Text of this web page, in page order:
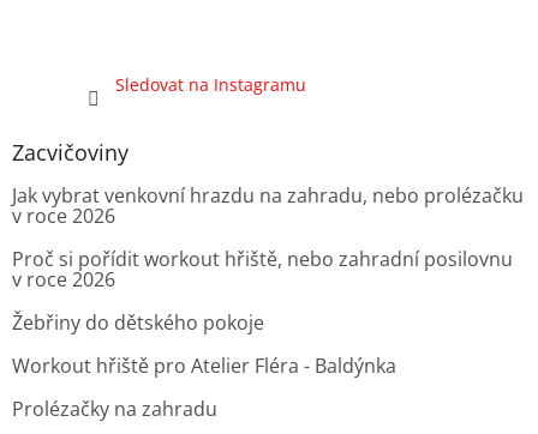
Sledovat na Instagramu
Zacvičoviny
Jak vybrat venkovní hrazdu na zahradu, nebo prolézačku
v roce 2026
Proč si pořídit workout hřiště, nebo zahradní posilovnu
v roce 2026
Žebřiny do dětského pokoje
Workout hřiště pro Atelier Fléra - Baldýnka
Prolézačky na zahradu